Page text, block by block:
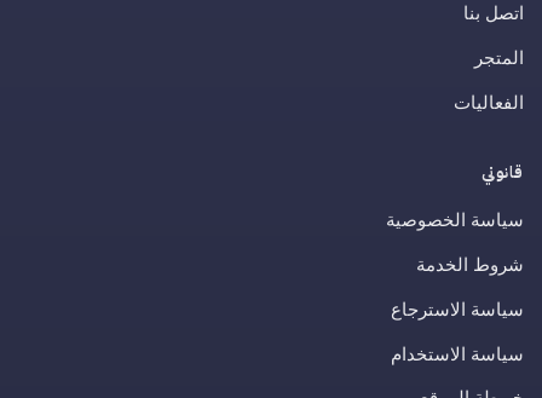
اتصل بنا
المتجر
الفعاليات
قانوني
سياسة الخصوصية
شروط الخدمة
سياسة الاسترجاع
سياسة الاستخدام